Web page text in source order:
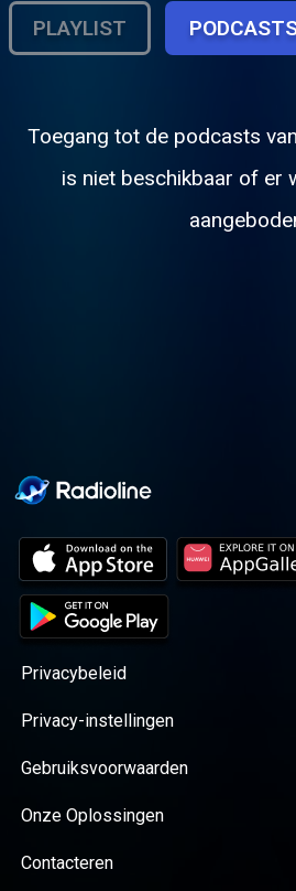
PLAYLIST
Toegang tot de podcasts
is niet beschikbaar of er
Privacybeleid
Privacy-instellingen
Gebruiksvoorwaarden
Onze Oplossingen
Contacteren